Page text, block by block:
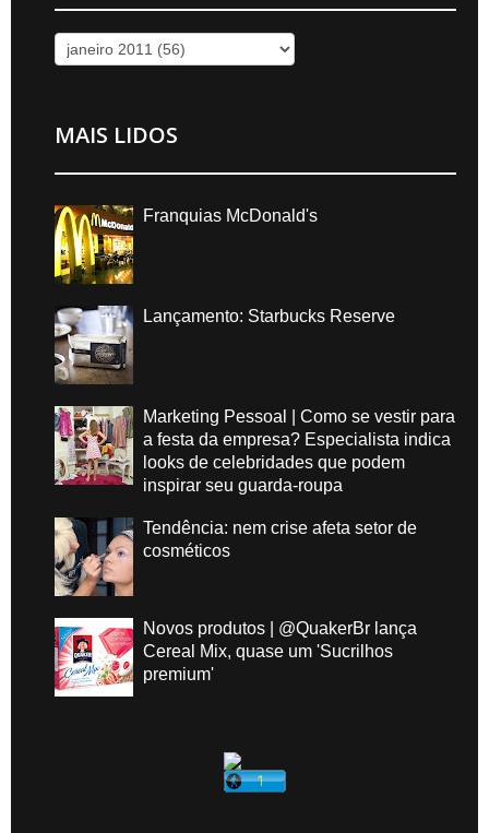
MAIS LIDOS
Franquias McDonald's
Lançamento: Starbucks Reserve
Marketing Pessoal | Como se vestir para
a festa da empresa? Especialista indica
looks de celebridades que podem
inspirar seu guarda-roupa
Tendência: nem crise afeta setor de
cosméticos
Novos produtos | @QuakerBr lança
Cereal Mix, quase um 'Sucrilhos
premium'